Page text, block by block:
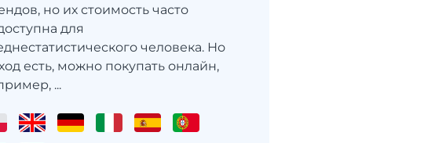
но их стоимость часто
для
человека. Но
есть, можно покупать онлайн,
...